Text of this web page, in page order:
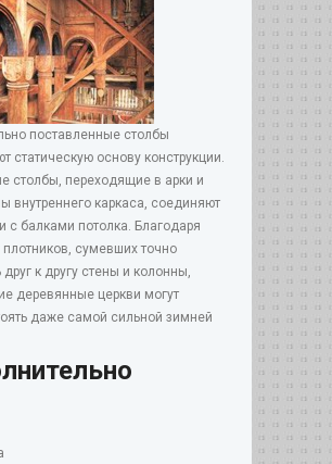
поставленные столбы
статическую основу конструкции.
столбы, переходящие в арки и
внутреннего каркаса, соединяют
с балками потолка. Благодаря
плотников, сумевших точно
друг к другу стены и колонны,
деревянные церкви могут
даже самой сильной зимней